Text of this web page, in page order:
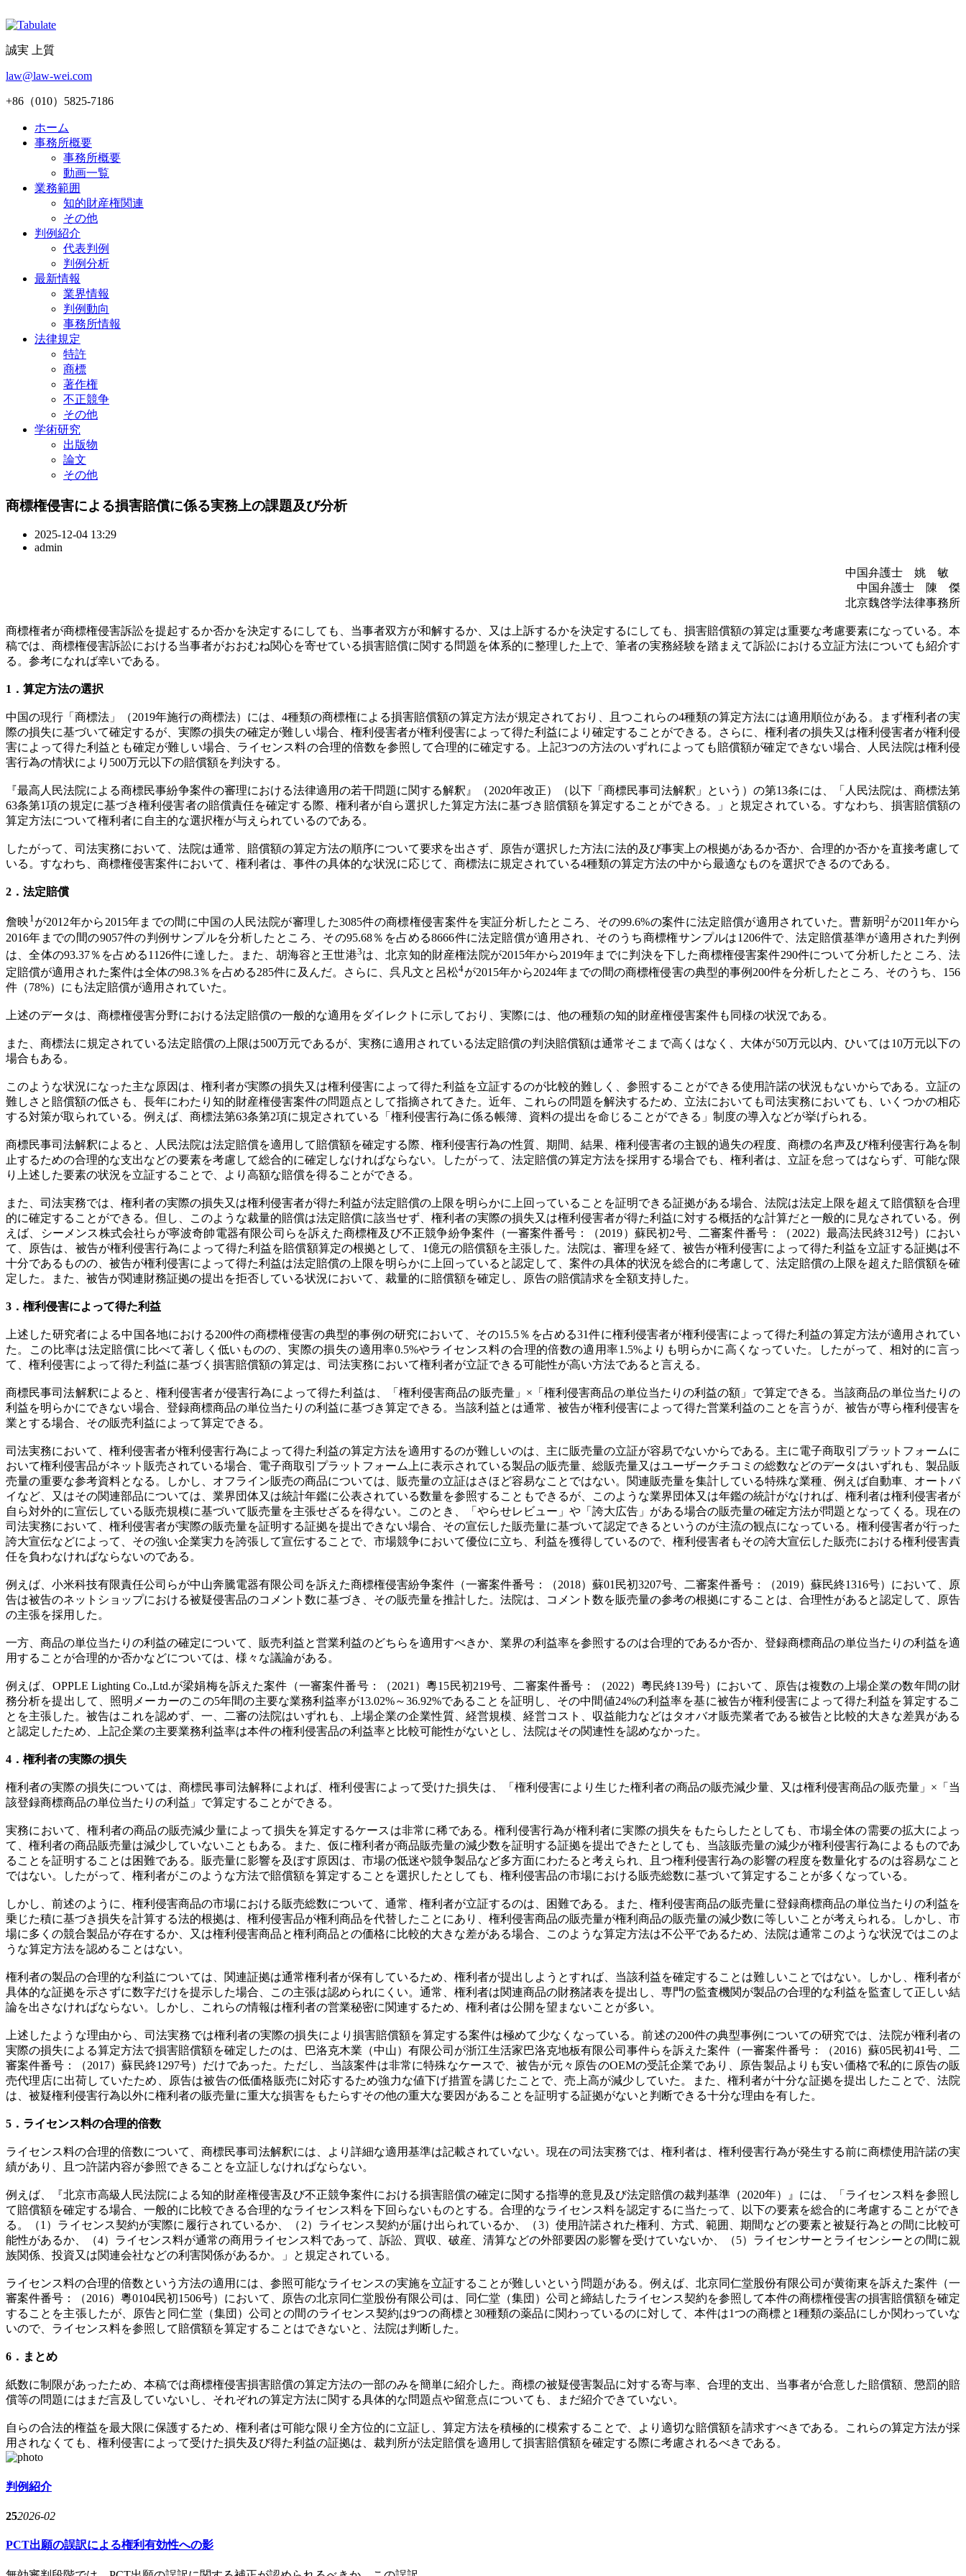
誠実 上質
law@law-wei.com
+86（010）5825-7186
ホーム
事務所概要
事務所概要
動画一覧
業務範囲
知的財産権関連
その他
判例紹介
代表判例
判例分析
最新情報
業界情報
判例動向
事務所情報
法律規定
特許
商標
著作権
不正競争
その他
学術研究
出版物
論文
その他
商標権侵害による損害賠償に係る実務上の課題及び分析
2025-12-04 13:29
admin
中国弁護士 姚 敏
中国弁護士 陳 傑
北京魏啓学法律事務所
商標権者が商標権侵害訴訟を提起するか否かを決定するにしても、当事者双方が和解するか、又は上訴するかを決定するにしても、損害賠償額の算定は重要な考慮要素になっている。本
稿では、商標権侵害訴訟における当事者がおおむね関心を寄せている損害賠償に関する問題を体系的に整理した上で、筆者の実務経験を踏まえて訴訟における立証方法についても紹介す
る。参考になれば幸いである。
1．算定方法の選択
中国の現行「商標法」（2019年施行の商標法）には、4種類の商標権による損害賠償額の算定方法が規定されており、且つこれらの4種類の算定方法には適用順位がある。まず権利者の実
際の損失に基づいて確定するが、実際の損失の確定が難しい場合、権利侵害者が権利侵害によって得た利益により確定することができる。さらに、権利者の損失又は権利侵害者が権利侵
害によって得た利益とも確定が難しい場合、ライセンス料の合理的倍数を参照して合理的に確定する。上記3つの方法のいずれによっても賠償額が確定できない場合、人民法院は権利侵
害行為の情状により500万元以下の賠償額を判決する。
『最高人民法院による商標民事紛争案件の審理における法律適用の若干問題に関する解釈』（2020年改正）（以下「商標民事司法解釈」という）の第13条には、「人民法院は、商標法第
63条第1項の規定に基づき権利侵害者の賠償責任を確定する際、権利者が自ら選択した算定方法に基づき賠償額を算定することができる。」と規定されている。すなわち、損害賠償額の
算定方法について権利者に自主的な選択権が与えられているのである。
したがって、司法実務において、法院は通常、賠償額の算定方法の順序について要求を出さず、原告が選択した方法に法的及び事実上の根拠があるか否か、合理的か否かを直接考慮して
いる。すなわち、商標権侵害案件において、権利者は、事件の具体的な状況に応じて、商標法に規定されている4種類の算定方法の中から最適なものを選択できるのである。
2．法定賠償
詹映 1が2012年から2015年までの間に中国の人民法院が審理した3085件の商標権侵害案件を実証分析したところ、その99.6%の案件に法定賠償が適用されていた。曹新明2 が2011年から
2016年までの間の9057件の判例サンプルを分析したところ、その95.68％を占める8666件に法定賠償が適用され、そのうち商標権サンプルは1206件で、法定賠償基準が適用された判例
は、全体の93.37％を占める1126件に達した。また、胡海容と王世港3は、北京知的財産権法院が2015年から2019年までに判決を下した商標権侵害案件290件について分析したところ、法
定賠償が適用された案件は全体の98.3％を占める285件に及んだ。さらに、呉凡文と呂松4が2015年から2024年までの間の商標権侵害の典型的事例200件を分析したところ、そのうち、156
件（78%）にも法定賠償が適用されていた。
上述のデータは、商標権侵害分野における法定賠償の一般的な適用をダイレクトに示しており、実際には、他の種類の知的財産権侵害案件も同様の状況である。
また、商標法に規定されている法定賠償の上限は500万元であるが、実務に適用されている法定賠償の判決賠償額は通常そこまで高くはなく、大体が50万元以内、ひいては10万元以下の
場合もある。
このような状況になった主な原因は、権利者が実際の損失又は権利侵害によって得た利益を立証するのが比較的難しく、参照することができる使用許諾の状況もないからである。立証の
難しさと賠償額の低さも、長年にわたり知的財産権侵害案件の問題点として指摘されてきた。近年、これらの問題を解決するため、立法においても司法実務においても、いくつかの相応
する対策が取られている。例えば、商標法第63条第2項に規定されている「権利侵害行為に係る帳簿、資料の提出を命じることができる」制度の導入などが挙げられる。
商標民事司法解釈によると、人民法院は法定賠償を適用して賠償額を確定する際、権利侵害行為の性質、期間、結果、権利侵害者の主観的過失の程度、商標の名声及び権利侵害行為を制
止するための合理的な支出などの要素を考慮して総合的に確定しなければならない。したがって、法定賠償の算定方法を採用する場合でも、権利者は、立証を怠ってはならず、可能な限
り上述した要素の状況を立証することで、より高額な賠償を得ることができる。
また、司法実務では、権利者の実際の損失又は権利侵害者が得た利益が法定賠償の上限を明らかに上回っていることを証明できる証拠がある場合、法院は法定上限を超えて賠償額を合理
的に確定することができる。但し、このような裁量的賠償は法定賠償に該当せず、権利者の実際の損失又は権利侵害者が得た利益に対する概括的な計算だと一般的に見なされている。例
えば、シーメンス株式会社らが寧波奇帥電器有限公司らを訴えた商標権及び不正競争紛争案件（一審案件番号：（2019）蘇民初2号、二審案件番号：（2022）最高法民終312号）におい
て、原告は、被告が権利侵害行為によって得た利益を賠償額算定の根拠として、1億元の賠償額を主張した。法院は、審理を経て、被告が権利侵害によって得た利益を立証する証拠は不
十分であるものの、被告が権利侵害によって得た利益は法定賠償の上限を明らかに上回っていると認定して、案件の具体的状況を総合的に考慮して、法定賠償の上限を超えた賠償額を確
定した。また、被告が関連財務証拠の提出を拒否している状況において、裁量的に賠償額を確定し、原告の賠償請求を全額支持した。
3．権利侵害によって得た利益
上述した研究者による中国各地における200件の商標権侵害の典型的事例の研究において、その15.5％を占める31件に権利侵害者が権利侵害によって得た利益の算定方法が適用されてい
た。この比率は法定賠償に比べて著しく低いものの、実際の損失の適用率0.5%やライセンス料の合理的倍数の適用率1.5%よりも明らかに高くなっていた。したがって、相対的に言っ
て、権利侵害によって得た利益に基づく損害賠償額の算定は、司法実務において権利者が立証できる可能性が高い方法であると言える。
商標民事司法解釈によると、権利侵害者が侵害行為によって得た利益は、「権利侵害商品の販売量」×「権利侵害商品の単位当たりの利益の額」で算定できる。当該商品の単位当たりの
利益を明らかにできない場合、登録商標商品の単位当たりの利益に基づき算定できる。当該利益とは通常、被告が権利侵害によって得た営業利益のことを言うが、被告が専ら権利侵害を
業とする場合、その販売利益によって算定できる。
司法実務において、権利侵害者が権利侵害行為によって得た利益の算定方法を適用するのが難しいのは、主に販売量の立証が容易でないからである。主に電子商取引プラットフォームに
おいて権利侵害品がネット販売されている場合、電子商取引プラットフォーム上に表示されている製品の販売量、総販売量又はユーザークチコミの総数などのデータはいずれも、製品販
売量の重要な参考資料となる。しかし、オフライン販売の商品については、販売量の立証はさほど容易なことではない。関連販売量を集計している特殊な業種、例えば自動車、オートバ
イなど、又はその関連部品については、業界団体又は統計年鑑に公表されている数量を参照することもできるが、このような業界団体又は年鑑の統計がなければ、権利者は権利侵害者が
自ら対外的に宣伝している販売規模に基づいて販売量を主張せざるを得ない。このとき、「やらせレビュー」や「誇大広告」がある場合の販売量の確定方法が問題となってくる。現在の
司法実務において、権利侵害者が実際の販売量を証明する証拠を提出できない場合、その宣伝した販売量に基づいて認定できるというのが主流の観点になっている。権利侵害者が行った
誇大宣伝などによって、その強い企業実力を誇張して宣伝することで、市場競争において優位に立ち、利益を獲得しているので、権利侵害者もその誇大宣伝した販売における権利侵害責
任を負わなければならないのである。
例えば、小米科技有限責任公司らが中山奔騰電器有限公司を訴えた商標権侵害紛争案件（一審案件番号：（2018）蘇01民初3207号、二審案件番号：（2019）蘇民終1316号）において、原
告は被告のネットショップにおける被疑侵害品のコメント数に基づき、その販売量を推計した。法院は、コメント数を販売量の参考の根拠にすることは、合理性があると認定して、原告
の主張を採用した。
一方、商品の単位当たりの利益の確定について、販売利益と営業利益のどちらを適用すべきか、業界の利益率を参照するのは合理的であるか否か、登録商標商品の単位当たりの利益を適
用することが合理的か否かなどについては、様々な議論がある。
例えば、OPPLE Lighting Co.,Ltd.が梁娟梅を訴えた案件（一審案件番号：（2021）粵15民初219号、二審案件番号：（2022）粵民終139号）において、原告は複数の上場企業の数年間の財
務分析を提出して、照明メーカーのこの5年間の主要な業務利益率が13.02%～36.92%であることを証明し、その中間値24%の利益率を基に被告が権利侵害によって得た利益を算定するこ
とを主張した。被告はこれを認めず、一、二審の法院はいずれも、上場企業の企業性質、経営規模、経営コスト、収益能力などはタオバオ販売業者である被告と比較的大きな差異がある
と認定したため、上記企業の主要業務利益率は本件の権利侵害品の利益率と比較可能性がないとし、法院はその関連性を認めなかった。
4．権利者の実際の損失
権利者の実際の損失については、商標民事司法解释によれば、権利侵害によって受けた損失は、「権利侵害により生じた権利者の商品の販売減少量、又は権利侵害商品の販売量」×「当
該登録商標商品の単位当たりの利益」で算定することができる。
実務において、権利者の商品の販売減少量によって損失を算定するケースは非常に稀である。権利侵害行為が権利者に実際の損失をもたらしたとしても、市場全体の需要の拡大によっ
て、権利者の商品販売量は減少していないこともある。また、仮に権利者が商品販売量の減少数を証明する証拠を提出できたとしても、当該販売量の減少が権利侵害行為によるものであ
ることを証明することは困難である。販売量に影響を及ぼす原因は、市場の低迷や競争製品など多方面にわたると考えられ、且つ権利侵害行為の影響の程度を数量化するのは容易なこと
ではない。したがって、権利者がこのような方法で賠償額を算定することを選択したとしても、権利侵害品の市場における販売総数に基づいて算定することが多くなっている。
しかし、前述のように、権利侵害商品の市場における販売総数について、通常、権利者が立証するのは、困難である。また、権利侵害商品の販売量に登録商標商品の単位当たりの利益を
乗じた積に基づき損失を計算する法的根拠は、権利侵害品が権利商品を代替したことにあり、権利侵害商品の販売量が権利商品の販売量の減少数に等しいことが考えられる。しかし、市
場に多くの競合製品が存在するか、又は権利侵害商品と権利商品との価格に比較的大きな差がある場合、このような算定方法は不公平であるため、法院は通常このような状況ではこのよ
うな算定方法を認めることはない。
権利者の製品の合理的な利益については、関連証拠は通常権利者が保有しているため、権利者が提出しようとすれば、当該利益を確定することは難しいことではない。しかし、権利者が
具体的な証拠を示さずに数字だけを提示した場合、この主張は認められにくい。通常、権利者は関連商品の財務諸表を提出し、専門の監査機関が製品の合理的な利益を監査して正しい結
論を出さなければならない。しかし、これらの情報は権利者の営業秘密に関連するため、権利者は公開を望まないことが多い。
上述したような理由から、司法実務では権利者の実際の損失により損害賠償額を算定する案件は極めて少なくなっている。前述の200件の典型事例についての研究では、法院が権利者の
実際の損失による算定方法で損害賠償額を確定したのは、巴洛克木業（中山）有限公司が浙江生活家巴洛克地板有限公司事件らを訴えた案件（一審案件番号：（2016）蘇05民初41号、二
審案件番号：（2017）蘇民終1297号）だけであった。ただし、当該案件は非常に特殊なケースで、被告が元々原告のOEMの受託企業であり、原告製品よりも安い価格で私的に原告の販
売代理店に出荷していたため、原告は被告の低価格販売に対応するため強力な値下げ措置を講じたことで、売上高が減少していた。また、権利者が十分な証拠を提出したことで、法院
は、被疑権利侵害行為以外に権利者の販売量に重大な損害をもたらすその他の重大な要因があることを証明する証拠がないと判断できる十分な理由を有した。
5．ライセンス料の合理的倍数
ライセンス料の合理的倍数について、商標民事司法解釈には、より詳細な適用基準は記載されていない。現在の司法実務では、権利者は、権利侵害行為が発生する前に商標使用許諾の実
績があり、且つ許諾内容が参照できることを立証しなければならない。
例えば、『北京市高級人民法院による知的財産権侵害及び不正競争案件における損害賠償の確定に関する指導的意見及び法定賠償の裁判基準（2020年）』には、「ライセンス料を参照し
て賠償額を確定する場合、一般的に比較できる合理的なライセンス料を下回らないものとする。合理的なライセンス料を認定するに当たって、以下の要素を総合的に考慮することができ
る。（1）ライセンス契約が実際に履行されているか、（2）ライセンス契約が届け出られているか、（3）使用許諾された権利、方式、範囲、期間などの要素と被疑行為との間に比較可
能性があるか、（4）ライセンス料が通常の商用ライセンス料であって、訴訟、買収、破産、清算などの外部要因の影響を受けていないか、（5）ライセンサーとライセンシーとの間に親
族関係、投資又は関連会社などの利害関係があるか。」と規定されている。
ライセンス料の合理的倍数という方法の適用には、参照可能なライセンスの実施を立証することが難しいという問題がある。例えば、北京同仁堂股份有限公司が黄衛東を訴えた案件（一
審案件番号：（2016）粵0104民初1506号）において、原告の北京同仁堂股份有限公司は、同仁堂（集団）公司と締結したライセンス契約を参照して本件の商標権侵害の損害賠償額を確定
することを主張したが、原告と同仁堂（集団）公司との間のライセンス契約は9つの商標と30種類の薬品に関わっているのに対して、本件は1つの商標と1種類の薬品にしか関わっていな
いので、ライセンス料を参照して賠償額を算定することはできないと、法院は判断した。
6．まとめ
紙数に制限があったため、本稿では商標権侵害損害賠償の算定方法の一部のみを簡単に紹介した。商標の被疑侵害製品に対する寄与率、合理的支出、当事者が合意した賠償額、懲罰的賠
償等の問題にはまだ言及していないし、それぞれの算定方法に関する具体的な問題点や留意点についても、まだ紹介できていない。
自らの合法的権益を最大限に保護するため、権利者は可能な限り全方位的に立証し、算定方法を積極的に模索することで、より適切な賠償額を請求すべきである。これらの算定方法が採
用されなくても、権利侵害によって受けた損失及び得た利益の証拠は、裁判所が法定賠償を適用して損害賠償額を確定する際に考慮されるべきである。
判例紹介
252026-02
PCT出願の誤訳による権利有効性への影